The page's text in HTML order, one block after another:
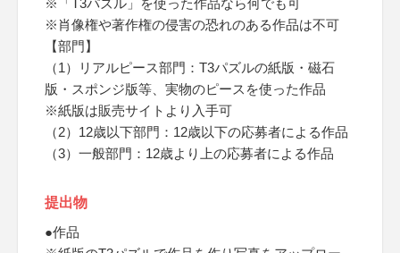
※「T3パズル」を使った作品なら何でも可
※肖像権や著作権の侵害の恐れのある作品は不可
【部門】
（1）リアルピース部門：T3パズルの紙版・磁石
版・スポンジ版等、実物のピースを使った作品
※紙版は販売サイトより入手可
（2）12歳以下部門：12歳以下の応募者による作品
（3）一般部門：12歳より上の応募者による作品
提出物
●作品